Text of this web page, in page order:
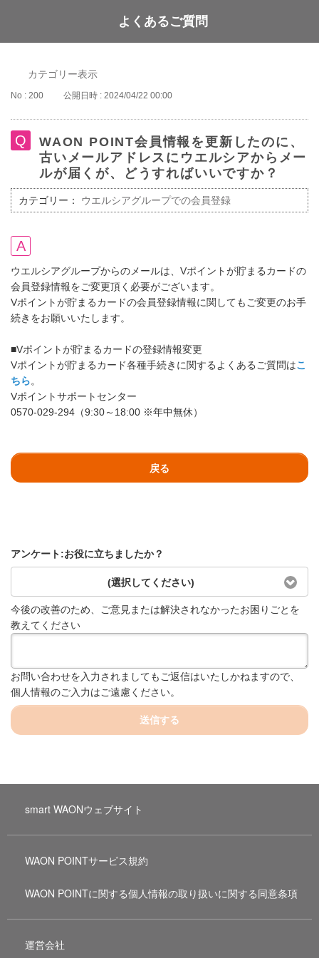
WAON POINT
よくあるご質問
カテゴリー表示
No : 200 公開日時 : 2024/04/22 00:00
WAON POINT会員情報を更新したのに、
古いメールアドレスにウエルシアからメー
ルが届くが、どうすればいいですか？
カテゴリー： ウエルシアグループでの会員登録
ウエルシアグループからのメールは、Vポイントが貯まるカードの
会員登録情報をご変更頂く必要がございます。
Vポイントが貯まるカードの会員登録情報に関してもご変更のお手
続きをお願いいたします。
■Vポイントが貯まるカードの登録情報変更
Vポイントが貯まるカード各種手続きに関するよくあるご質問はこ
ちら。
Vポイントサポートセンター
0570-029-294（9:30～18:00 ※年中無休）
戻る
アンケート:お役に立ちましたか？
(選択してください)
今後の改善のため、ご意見または解決されなかったお困りごとを
教えてください
お問い合わせを入力されましてもご返信はいたしかねますので、
個人情報のご入力はご遠慮ください。
送信する
smart WAONウェブサイト
WAON POINTサービス規約
WAON POINTに関する個人情報の取り扱いに関する同意条項
運営会社